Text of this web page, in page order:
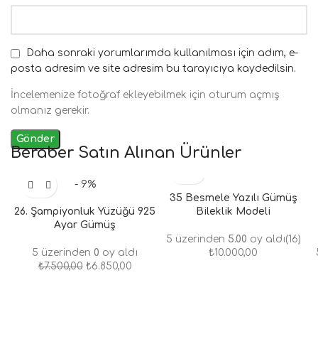
Daha sonraki yorumlarımda kullanılması için adım, e-
posta adresim ve site adresim bu tarayıcıya kaydedilsin.
İncelemenize fotoğraf ekleyebilmek için oturum açmış
olmanız gerekir.
Beraber Satın Alınan Ürünler
- 9%
26. Şampiyonluk Yüzüğü 925
Ayar Gümüş
5 üzerinden 0 oy aldı
₺7.500,00 ₺6.850,00
35 Besmele Yazılı Gümüş
Bileklik Modeli
5 üzerinden 5.00 oy aldı(16)
₺10.000,00